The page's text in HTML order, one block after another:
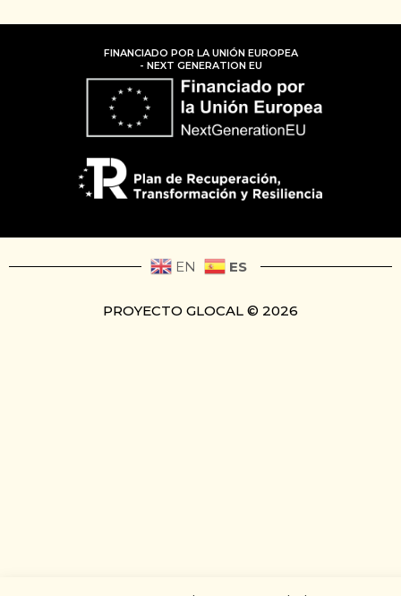
FINANCIADO POR LA UNIÓN EUROPEA
- NEXT GENERATION EU
EN ES
PROYECTO GLOCAL © 2026